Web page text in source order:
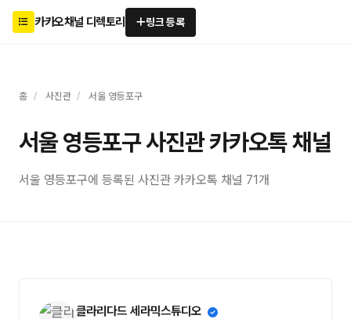
카카오채널 디렉토리 링크 등록
홈 / 사진관 / 서울 영등포구
서울 영등포구 사진관 카카오톡 채널
서울 영등포구에 등록된 사진관 카카오톡 채널 71개
클라리다드 세라믹스튜디오